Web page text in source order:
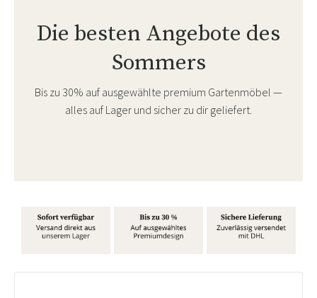
Die besten Angebote des
Sommers
Bis zu 30% auf ausgewählte premium Gartenmöbel —
alles auf Lager und sicher zu dir geliefert.